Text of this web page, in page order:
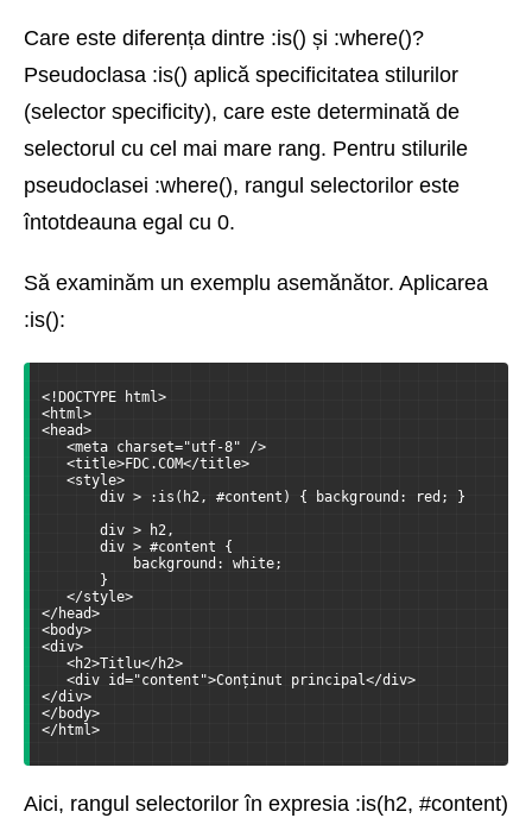
Care este diferența dintre :is() și :where()?
Pseudoclasa :is() aplică specificitatea stilurilor
(selector specificity), care este determinată de
selectorul cu cel mai mare rang. Pentru stilurile
pseudoclasei :where(), rangul selectorilor este
întotdeauna egal cu 0.
Să examinăm un exemplu asemănător. Aplicarea
:is():
<!DOCTYPE html>
<html>
<head>
<meta charset="utf-8" />
<title>FDC.COM</title>
<style>
div > :is(h2, #content) { background: red; }
div > h2,
div > #content {
background: white;
}
</style>
</head>
<body>
<div>
<h2>Titlu</h2>
<div id="content">Conținut principal</div>
</div>
</body>
</html>
Aici, rangul selectorilor în expresia :is(h2, #content)